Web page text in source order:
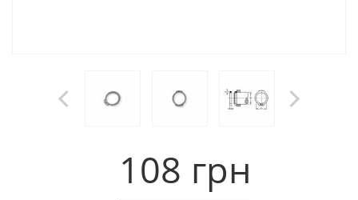
108 грн